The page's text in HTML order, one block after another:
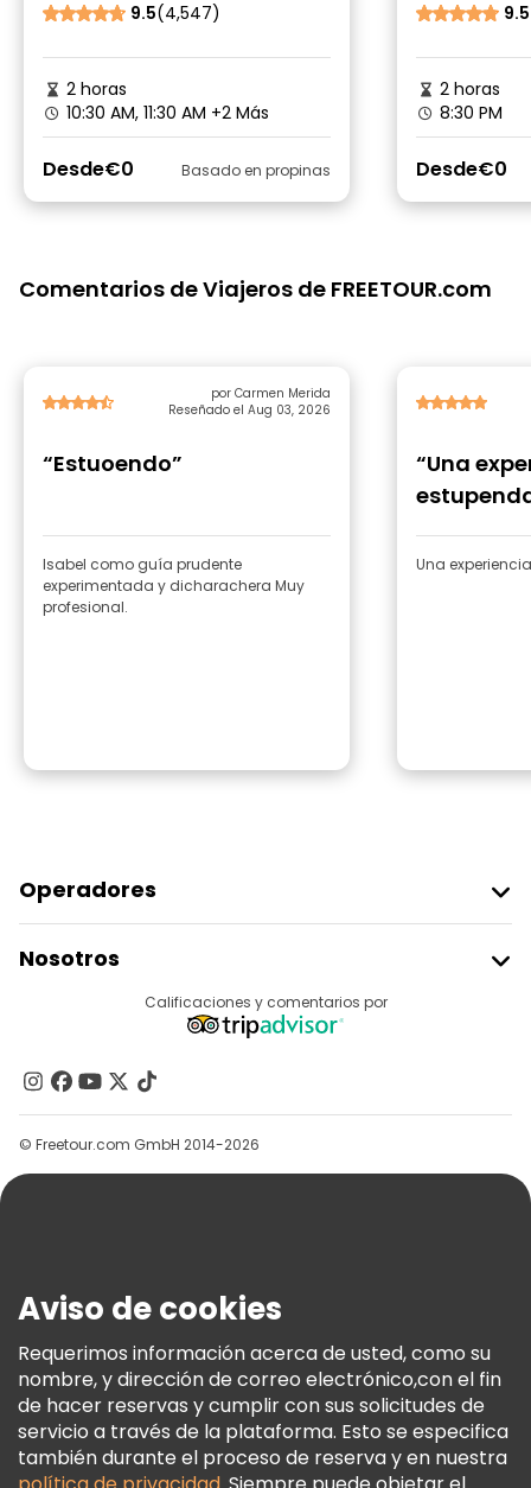
9.5(4,547)
2 horas
10:30 AM, 11:30 AM +2 Más
Desde€0 Basado en propinas
9.5
2 horas
8:30 PM
Desde€0
Comentarios de Viajeros de FREETOUR.com
por Carmen Merida
Reseñado el Aug 03, 2026
“Estuoendo”
Isabel como guía prudente
experimentada y dicharachera Muy
profesional.
“Una
Una
Operadores
Acceder Como Proveedor
Programa De Afiliados
Nosotros
Contacto
Grupos
Ayuda
Términos E Información Legal
Política De Cookies
Freetour Premios
Programa De Fidelidad
Calificaciones y comentarios por
© Freetour.com GmbH 2014-2026
Aviso de cookies
Requerimos información acerca de usted, como su
nombre, y dirección de correo electrónico,con el fin
de hacer reservas y cumplir con sus solicitudes de
servicio a través de la plataforma. Esto se especifica
también durante el proceso de reserva y en nuestra